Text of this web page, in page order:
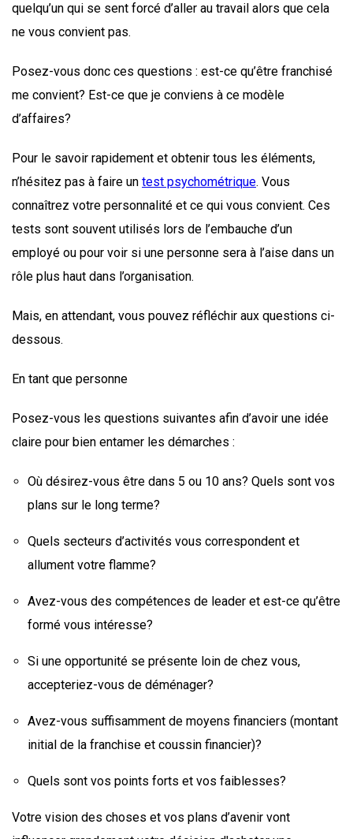
quelqu’un qui se sent forcé d’aller au travail alors que cela
ne vous convient pas.
Posez-vous donc ces questions : est-ce qu’être franchisé
me convient? Est-ce que je conviens à ce modèle
d’affaires?
Pour le savoir rapidement et obtenir tous les éléments,
n’hésitez pas à faire un test psychométrique. Vous
connaîtrez votre personnalité et ce qui vous convient. Ces
tests sont souvent utilisés lors de l’embauche d’un
employé ou pour voir si une personne sera à l’aise dans un
rôle plus haut dans l’organisation.
Mais, en attendant, vous pouvez réfléchir aux questions ci-
dessous.
En tant que personne
Posez-vous les questions suivantes afin d’avoir une idée
claire pour bien entamer les démarches :
Où désirez-vous être dans 5 ou 10 ans? Quels sont vos
plans sur le long terme?
Quels secteurs d’activités vous correspondent et
allument votre flamme?
Avez-vous des compétences de leader et est-ce qu’être
formé vous intéresse?
Si une opportunité se présente loin de chez vous,
accepteriez-vous de déménager?
Avez-vous suffisamment de moyens financiers (montant
initial de la franchise et coussin financier)?
Quels sont vos points forts et vos faiblesses?
Votre vision des choses et vos plans d’avenir vont